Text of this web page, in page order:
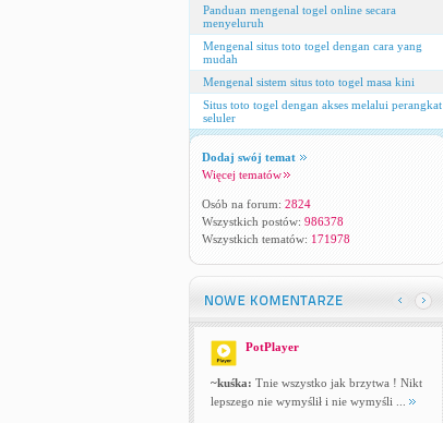
Panduan mengenal togel online secara
menyeluruh
Mengenal situs toto togel dengan cara yang
mudah
Mengenal sistem situs toto togel masa kini
Situs toto togel dengan akses melalui perangkat
seluler
Dodaj swój temat
Więcej tematów
Osób na forum: 2824
Wszystkich postów: 986378
Wszystkich tematów: 171978
PotPlayer
~kuśka: Tnie wszystko jak brzytwa ! Nikt
lepszego nie wymyślił i nie wymyśli ...